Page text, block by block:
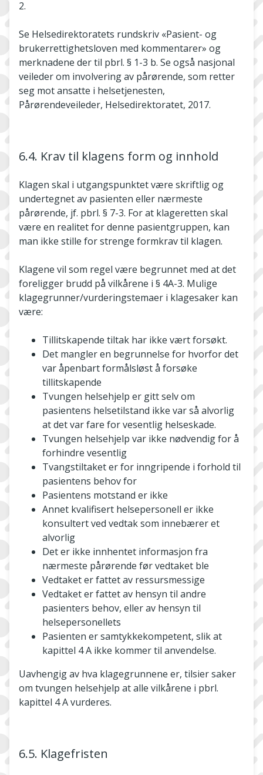
2.
Se Helsedirektoratets rundskriv «Pasient- og
brukerrettighetsloven med kommentarer» og
merknadene der til pbrl. § 1-3 b. Se også nasjonal
veileder om involvering av pårørende, som retter
seg mot ansatte i helsetjenesten,
Pårørendeveileder, Helsedirektoratet, 2017.
6.4. Krav til klagens form og innhold
Klagen skal i utgangspunktet være skriftlig og
undertegnet av pasienten eller nærmeste
pårørende, jf. pbrl. § 7-3. For at klageretten skal
være en realitet for denne pasientgruppen, kan
man ikke stille for strenge formkrav til klagen.
Klagene vil som regel være begrunnet med at det
foreligger brudd på vilkårene i § 4A-3. Mulige
klagegrunner/vurderingstemaer i klagesaker kan
være:
Tillitskapende tiltak har ikke vært forsøkt.
Det mangler en begrunnelse for hvorfor det
var åpenbart formålsløst å forsøke
tillitskapende
Tvungen helsehjelp er gitt selv om
pasientens helsetilstand ikke var så alvorlig
at det var fare for vesentlig helseskade.
Tvungen helsehjelp var ikke nødvendig for å
forhindre vesentlig
Tvangstiltaket er for inngripende i forhold til
pasientens behov for
Pasientens motstand er ikke
Annet kvalifisert helsepersonell er ikke
konsultert ved vedtak som innebærer et
alvorlig
Det er ikke innhentet informasjon fra
nærmeste pårørende før vedtaket ble
Vedtaket er fattet av ressursmessige
Vedtaket er fattet av hensyn til andre
pasienters behov, eller av hensyn til
helsepersonellets
Pasienten er samtykkekompetent, slik at
kapittel 4 A ikke kommer til anvendelse.
Uavhengig av hva klagegrunnene er, tilsier saker
om tvungen helsehjelp at alle vilkårene i pbrl.
kapittel 4 A vurderes.
6.5. Klagefristen